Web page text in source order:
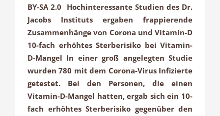
BY-SA 2.0 Hochinteressante Studien des Dr.
Jacobs Instituts ergaben frappierende
Zusammenhänge von Corona und Vitamin-D
10-fach erhöhtes Sterberisiko bei Vitamin-
D-Mangel In einer groß angelegten Studie
wurden 780 mit dem Corona-Virus Infizierte
getestet. Bei den Personen, die einen
Vitamin-D-Mangel hatten, ergab sich ein 10-
fach erhöhtes Sterberisiko gegenüber den